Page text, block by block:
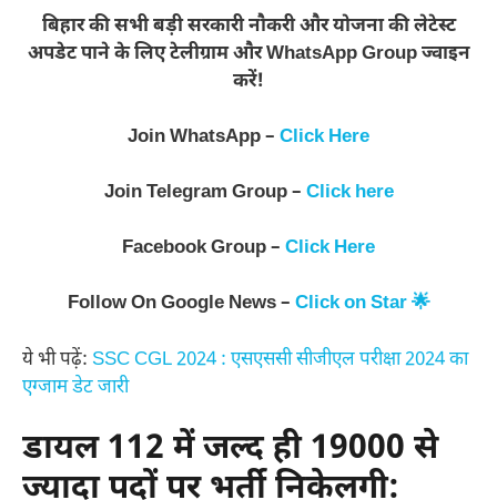
बिहार की सभी बड़ी सरकारी नौकरी और योजना की लेटेस्ट
अपडेट पाने के लिए टेलीग्राम और WhatsApp Group ज्वाइन
करें!
Join WhatsApp – Click Here
Join Telegram Group – Click here
Facebook Group – Click Here
Follow On Google News – Click on Star 🌟
ये भी पढ़ें: SSC CGL 2024 : एसएससी सीजीएल परीक्षा 2024 का
एग्जाम डेट जारी
डायल 112 में जल्द ही 19000 से
ज्यादा पदों पर भर्ती निकेलगी: